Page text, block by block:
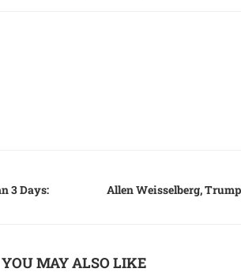
3 Days:
Allen Weisselberg,
YOU MAY ALSO LIKE